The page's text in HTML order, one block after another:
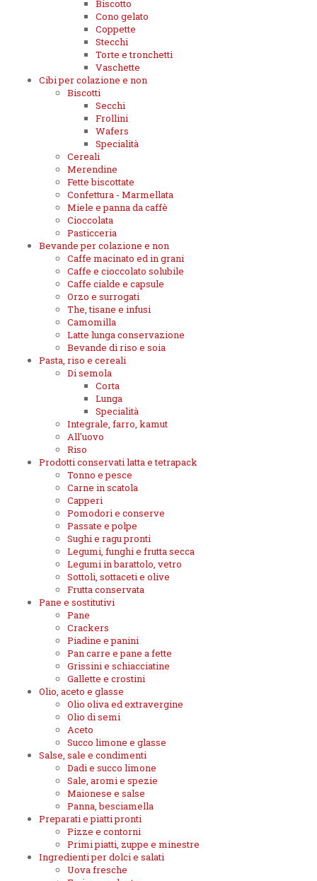
Biscotto
Cono gelato
Coppette
Stecchi
Torte e tronchetti
Vaschette
Cibi per colazione e non
Biscotti
Secchi
Frollini
Wafers
Specialità
Cereali
Merendine
Fette biscottate
Confettura - Marmellata
Miele e panna da caffè
Cioccolata
Pasticceria
Bevande per colazione e non
Caffe macinato ed in grani
Caffe e cioccolato solubile
Caffe cialde e capsule
Orzo e surrogati
The, tisane e infusi
Camomilla
Latte lunga conservazione
Bevande di riso e soia
Pasta, riso e cereali
Di semola
Corta
Lunga
Specialità
Integrale, farro, kamut
All'uovo
Riso
Prodotti conservati latta e tetrapack
Tonno e pesce
Carne in scatola
Capperi
Pomodori e conserve
Passate e polpe
Sughi e ragu pronti
Legumi, funghi e frutta secca
Legumi in barattolo, vetro
Sottoli, sottaceti e olive
Frutta conservata
Pane e sostitutivi
Pane
Crackers
Piadine e panini
Pan carre e pane a fette
Grissini e schiacciatine
Gallette e crostini
Olio, aceto e glasse
Olio oliva ed extravergine
Olio di semi
Aceto
Succo limone e glasse
Salse, sale e condimenti
Dadi e succo limone
Sale, aromi e spezie
Maionese e salse
Panna, besciamella
Preparati e piatti pronti
Pizze e contorni
Primi piatti, zuppe e minestre
Ingredienti per dolci e salati
Uova fresche